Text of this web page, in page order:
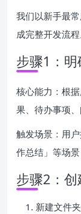
我们以新手最
成完整开发流程
步骤1：
核心能力：根
果、待办事项
触发场景：用
作总结」等场景
步骤2：
新建文件夹